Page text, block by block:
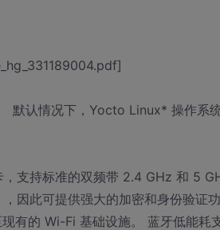
默认情况下，Yocto Linux* 操作系
支持标准的双频带 2.4 GHz 和 5
因此可提供强大的加密和身份验证功
有的 Wi-Fi 基础设施。 蓝牙低能耗